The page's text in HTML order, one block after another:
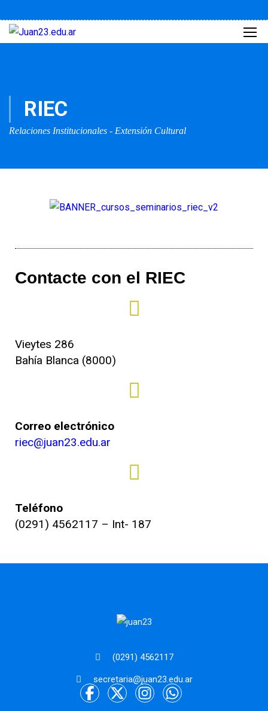
RIEC
Relaciones Institucionales - Extensión Cultural
Contacte con el RIEC
Vieytes 286
Bahía Blanca (8000)
Correo electrónico
riec@juan23.edu.ar
Teléfono
(0291) 4562117 – Int- 187
(0291) 4562117
secretaria@juan23.edu.ar